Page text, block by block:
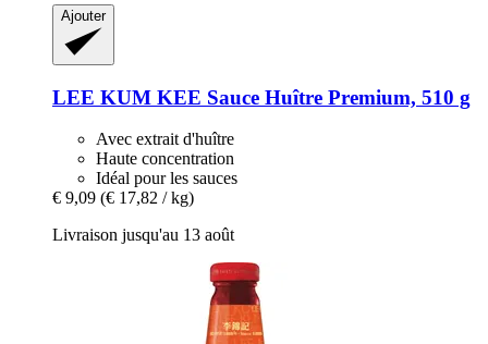
Ajouter
LEE KUM KEE Sauce Huître Premium, 510 g
Avec extrait d'huître
Haute concentration
Idéal pour les sauces
€ 9,09 (€ 17,82 / kg)
Livraison jusqu'au 13 août